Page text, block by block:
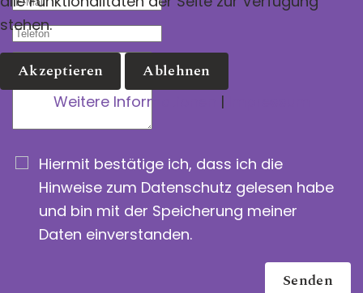
Hiermit bestätige ich, dass ich die
Hinweise zum Datenschutz gelesen habe
und bin mit der Speicherung meiner
Daten einverstanden.
Senden
stehen.
Akzeptieren Ablehnen
Weitere Informationen |